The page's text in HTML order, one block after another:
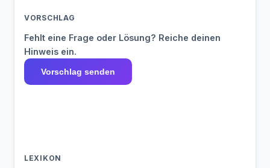
VORSCHLAG
Fehlt eine Frage oder Lösung? Reiche deinen
Hinweis ein.
Vorschlag senden
LEXIKON